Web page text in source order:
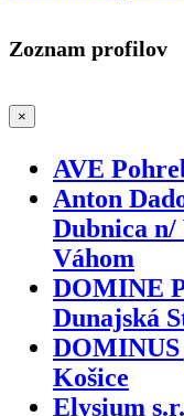
Zoznam profilov
×
AVE
Anton
Dubnica n/
Váhom
DOMINE
Dunajská
DOMINUS
Košice
Elysium